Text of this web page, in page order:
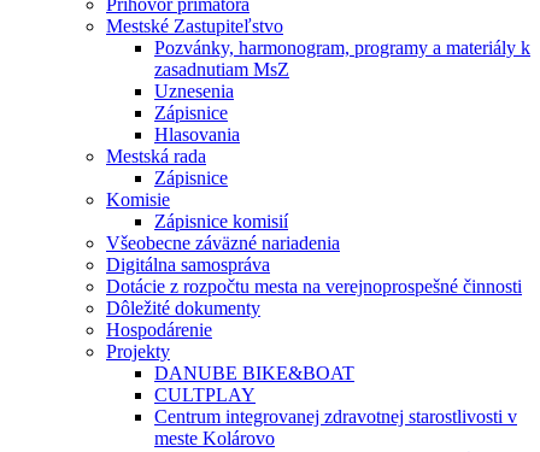
Príhovor primátora
Mestské Zastupiteľstvo
Pozvánky, harmonogram, programy a materiály k
zasadnutiam MsZ
Uznesenia
Zápisnice
Hlasovania
Mestská rada
Zápisnice
Komisie
Zápisnice komisií
Všeobecne záväzné nariadenia
Digitálna samospráva
Dotácie z rozpočtu mesta na verejnoprospešné činnosti
Dôležité dokumenty
Hospodárenie
Projekty
DANUBE BIKE&BOAT
CULTPLAY
Centrum integrovanej zdravotnej starostlivosti v
meste Kolárovo